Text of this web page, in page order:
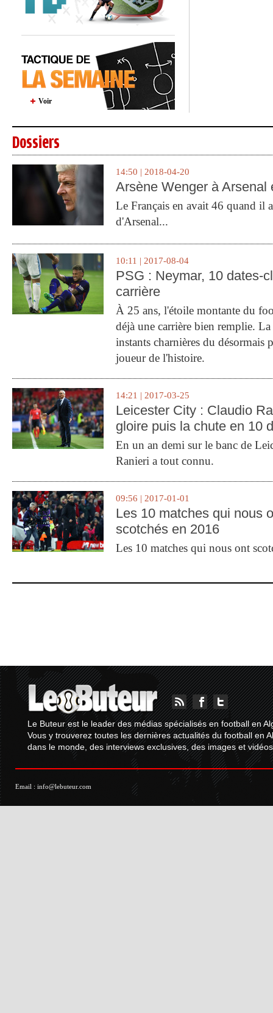
Voir
Dossiers
14:50 | 2018-04-20
Arsène Wenger à Arsenal
Le Français en avait 46 quand il
d'Arsenal...
10:11 | 2017-08-04
PSG : Neymar, 10 dates-
carrière
À 25 ans, l'étoile montante du
déjà une carrière bien remplie.
instants charnières du désormais
joueur de l'histoire.
14:21 | 2017-03-25
Leicester City : Claudio
gloire puis la chute en 10
En un an demi sur le banc de
Ranieri a tout connu.
09:56 | 2017-01-01
Les 10 matches qui nous
scotchés en 2016
Les 10 matches qui nous ont
Le Buteur est le leader des médias spécialisés en football en
Vous y trouverez toutes les dernières actualités du football en
dans le monde, des interviews exclusives, des images et
Email : info@lebuteur.com